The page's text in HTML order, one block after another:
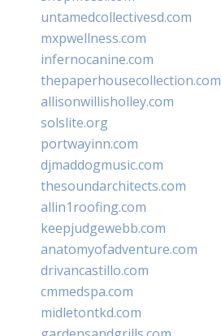
untamedcollectivesd.com
mxpwellness.com
infernocanine.com
thepaperhousecollection.com
allisonwillisholley.com
solslite.org
portwayinn.com
djmaddogmusic.com
thesoundarchitects.com
allin1roofing.com
keepjudgewebb.com
anatomyofadventure.com
drivancastillo.com
cmmedspa.com
midletontkd.com